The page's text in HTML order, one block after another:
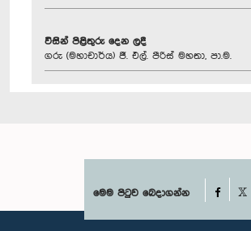
විසින් පිළිතුරු දෙන ලදී
ගරු (මහාචාර්ය) ජී. එල්. පීරිස් මහතා, පා.ම.
මෙම පිටුව බෙදාගන්න